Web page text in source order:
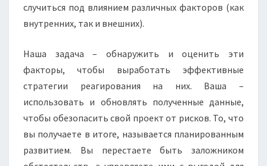
случиться под влиянием различных факторов (как
внутренних, так и внешних).
Наша задача – обнаружить и оценить эти
факторы, чтобы выработать эффективные
стратегии реагирования на них. Ваша –
использовать и обновлять полученные данные,
чтобы обезопасить свой проект от рисков. То, что
вы получаете в итоге, называется планированным
развитием. Вы перестаете быть заложником